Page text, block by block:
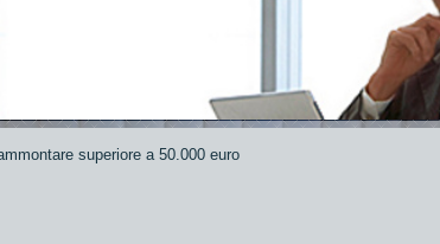
superiore a 50.000 euro